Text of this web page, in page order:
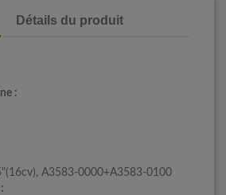
Détails du produit
:
A3583-0000+A3583-0100